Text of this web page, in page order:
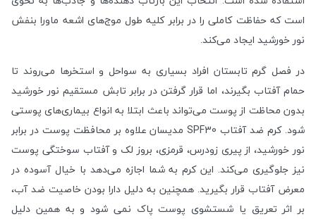
است که حفاظت کاملی را در برابر کلیه طول موج‌های اشعه ماورا بنفش
نور خورشید ایجاد می‌کند.
در فصل گرم تابستان افراد بسیاری به سواحل و استخرها می‌روند تا
حمام آفتاب بگیرند، اما قرار گرفتن در برابر تابش مستقیم نور خورشید
بدون محاظت از پوست می‌تواند باعث ابتلا به انواع بیماری‌های پوستی
شود. کرم ضد آفتاب SPF30 مدیسان علاوه بر محافظت پوست در برابر
نور خورشید، از پیری زودرس، قرمزی، بروز لک و آفتاب سوختگی پوست
نیز جلوگیری می‌کند. این کرم به شما اجازه می‌دهد با خیال آسوده در
معرض آفتاب قرار بگیرید. همچنین به دلیل دارا بودن خاصیت ضد آب،
بر اثر تعریق یا شستشوی پوست پاک نمی شود و به همین دلیل